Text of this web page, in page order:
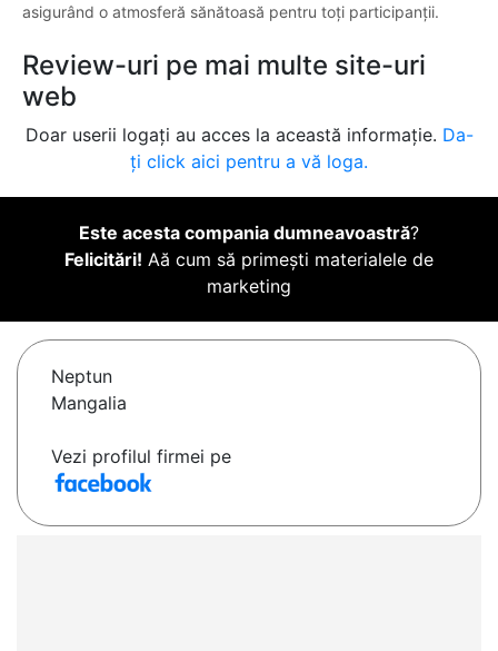
asigurând o atmosferă sănătoasă pentru toți participanții.
Review-uri pe mai multe site-uri
web
Doar userii logați au acces la această informație. Da-
ți click aici pentru a vă loga.
Este acesta compania dumneavoastră?
Felicitări! Aă cum să primești materialele de
marketing
Neptun
Mangalia
Vezi profilul firmei pe